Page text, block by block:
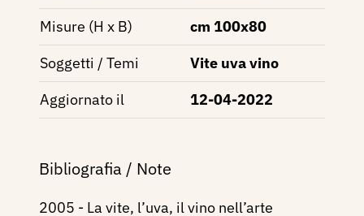
Misure (H x B)
cm 100x80
Soggetti / Temi
Vite uva vino
Aggiornato il
12-04-2022
Bibliografia / Note
2005 - La vite, l’uva, il vino nell’arte